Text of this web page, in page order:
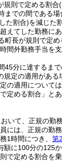
規則で定める割合
までの間である場
た割合)を減じた
えてした勤務に
町長が規則で定
間外勤務手当を
45分に達するま
規定の適用がある
の適用については
定める割合」と
いて、正規の勤
には、正規の勤
1時間につき、 第
額に100分の125
で定める割合を